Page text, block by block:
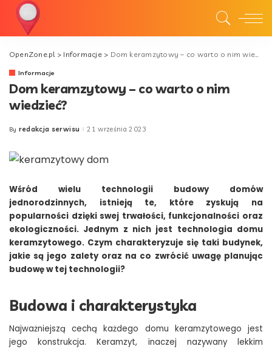
OpenZone.pl> Informacje> Dom keramzytowy – co warto o nim wiedzieć?
Informacje
Dom keramzytowy – co warto o nim
wiedzieć?
Posted
By redakcja serwisu 21 września 2023
Wśród wielu technologii budowy domów
jednorodzinnych, istnieją te, które zyskują na
popularności dzięki swej trwałości, funkcjonalności oraz
ekologiczności. Jednym z nich jest technologia domu
keramzytowego. Czym charakteryzuje się taki budynek,
jakie są jego zalety oraz na co zwrócić uwagę planując
budowę w tej technologii?
Budowa i charakterystyka
Najważniejszą cechą każdego domu keramzytowego jest
jego konstrukcja. Keramzyt, inaczej nazywany lekkim